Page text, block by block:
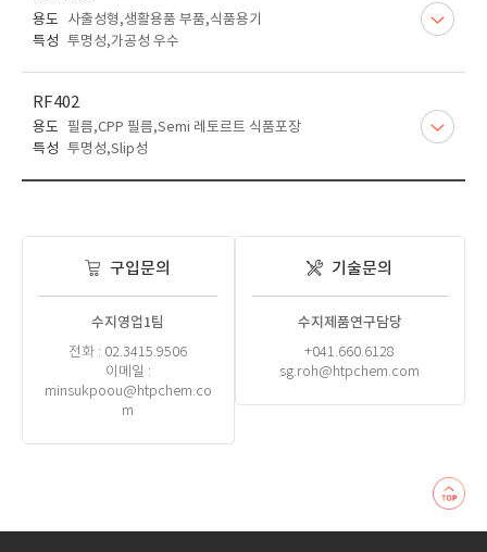
용도
사출성형,생활용품 부품,식품용기
특성 투명성,가공성 우수
RF402
용도 필름,CPP 필름,Semi 레토르트 식품포장
특성 투명성,Slip성
구입문의
수지영업1팀
전화 : 02.3415.9506
이메일 :
minsukpoou@htpchem.co
m
기술문의
수지제품연구담당
+041.660.6128
sg.roh@htpchem.com